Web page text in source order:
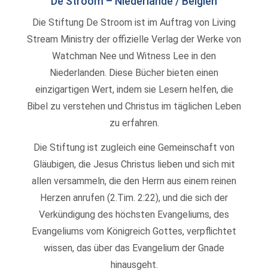
Die Stiftung De Stroom ist im Auftrag von Living
Stream Ministry der offizielle Verlag der Werke von
Watchman Nee und Witness Lee in den
Niederlanden. Diese Bücher bieten einen
einzigartigen Wert, indem sie Lesern helfen, die
Bibel zu verstehen und Christus im täglichen Leben
zu erfahren.
Die Stiftung ist zugleich eine Gemeinschaft von
Gläubigen, die Jesus Christus lieben und sich mit
allen versammeln, die den Herrn aus einem reinen
Herzen anrufen (2.Tim. 2:22), und die sich der
Verkündigung des höchsten Evangeliums, des
Evangeliums vom Königreich Gottes, verpflichtet
wissen, das über das Evangelium der Gnade
hinausgeht.